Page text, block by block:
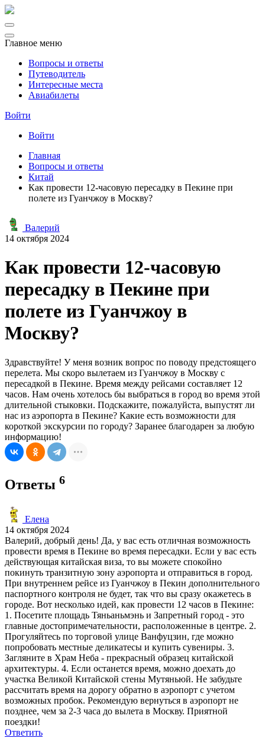
Главное меню
Вопросы и ответы
Путеводитель
Интересные места
Авиабилеты
Войти
Войти
Главная
Вопросы и ответы
Китай
Как провести 12-часовую пересадку в Пекине при
полете из Гуанчжоу в Москву?
Валерий
14 октября 2024
Как провести 12-часовую
пересадку в Пекине при
полете из Гуанчжоу в
Москву?
Здравствуйте! У меня возник вопрос по поводу предстоящего
перелета. Мы скоро вылетаем из Гуанчжоу в Москву с
пересадкой в Пекине. Время между рейсами составляет 12
часов. Нам очень хотелось бы выбраться в город во время этой
длительной стыковки. Подскажите, пожалуйста, выпустят ли
нас из аэропорта в Пекине? Какие есть возможности для
короткой экскурсии по городу? Заранее благодарен за любую
информацию!
Ответы 6
Елена
14 октября 2024
Валерий, добрый день! Да, у вас есть отличная возможность
провести время в Пекине во время пересадки. Если у вас есть
действующая китайская виза, то вы можете спокойно
покинуть транзитную зону аэропорта и отправиться в город.
При внутреннем рейсе из Гуанчжоу в Пекин дополнительного
паспортного контроля не будет, так что вы сразу окажетесь в
городе. Вот несколько идей, как провести 12 часов в Пекине:
1. Посетите площадь Тяньаньмэнь и Запретный город - это
главные достопримечательности, расположенные в центре. 2.
Прогуляйтесь по торговой улице Ванфуцзин, где можно
попробовать местные деликатесы и купить сувениры. 3.
Загляните в Храм Неба - прекрасный образец китайской
архитектуры. 4. Если останется время, можно доехать до
участка Великой Китайской стены Мутяньюй. Не забудьте
рассчитать время на дорогу обратно в аэропорт с учетом
возможных пробок. Рекомендую вернуться в аэропорт не
позднее, чем за 2-3 часа до вылета в Москву. Приятной
поездки!
Ответить